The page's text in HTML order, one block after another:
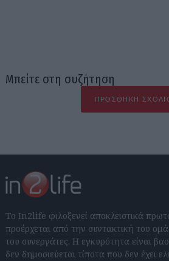
Μπείτε στη συζήτηση
ΠΡΟΣΘΉΚΗ
Το In2life φιλοξενεί αποκλειστικά
προέρχεται από την συντακτική του
του συνεργάτες. Η εγκυρότητα είναι
δεν δημοσιεύεται τίποτα που δεν έχει